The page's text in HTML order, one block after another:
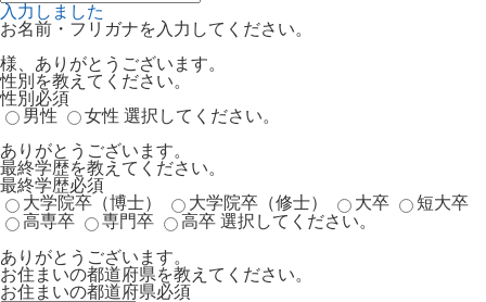
入力しました
お名前・フリガナを入力してください。
様、ありがとうございます。
性別を教えてください。
性別 必須
男性
女性 選択してください。
ありがとうございます。
最終学歴を教えてください。
最終学歴必須
大学院卒（博士）
大学院卒（修士） 大卒
短大卒
高専卒
専門卒 高卒 選択してください。
ありがとうございます。
お住まいの都道府県を教えてください。
お住まいの都道府県必須